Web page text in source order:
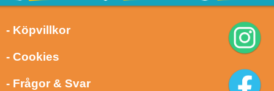
- Köpvillkor
- Cookies
- Frågor & Svar